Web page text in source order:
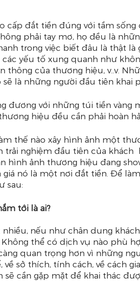
cấp đắt tiền đúng với tầm sống
phải tay mơ, họ đều là
trong việc biết đâu là thật
yếu tố xung quanh như
thông của thương hiệu, v..v.
là những người đầu tiên khai
đương với những túi tiền vàng
hiệu đều cần phải hoàn
thế nào xây hình ảnh một
trải nghiệm đầu tiên của khách
hình ảnh thương hiệu đang
giá nó là một nơi đắt tiền. Để
sau:
tới là ai?
nhiều, nếu như chân dung
thể có dịch vụ nào phù
quan trọng hơn vì những
sở thích, tính cách, về cách
sẽ cần gặp mặt để khai thác